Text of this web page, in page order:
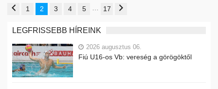
1 2 3 4 5 17
LEGFRISSEBB HÍREINK
2026 augusztus 06.
Fiú U16-os Vb: vereség a görögöktől